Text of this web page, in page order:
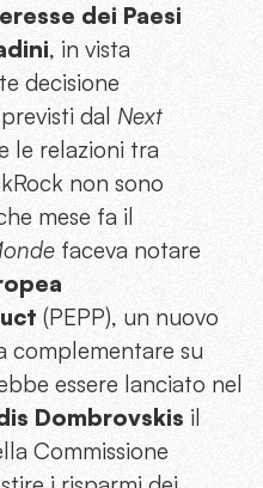
dei Paesi
, in vista
decisione
dal Next
le relazioni tra
non sono
mese fa il
faceva notare
(PEPP), un nuovo
complementare su
essere lanciato nel
Dombrovskis il
Commissione